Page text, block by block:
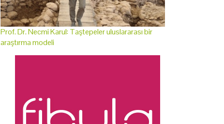
Prof. Dr. Necmi Karul: Taştepeler uluslararası bir
araştırma modeli